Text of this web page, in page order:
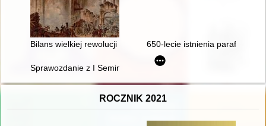
Bilans wielkiej rewolucji francuskiej650-lecie istnienia parafii :
Sprawozdanie z I Seminarium warsztatowego - działania
ROCZNIK 2021